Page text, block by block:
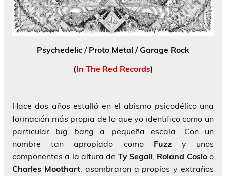
Psychedelic / Proto Metal / Garage Rock
(In The Red Records)
Hace dos años estalló en el abismo psicodélico una
formación más propia de lo que yo identifico como un
particular big bang a pequeña escala. Con un
nombre tan apropiado como Fuzzy unos
componentes a la altura de Ty Segall, Roland Cosioo
Charles Moothart, asombraron a propios y extraños